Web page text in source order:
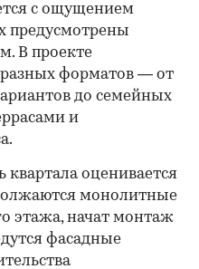
с ощущением
предусмотрены
В проекте
форматов — от
до семейных
и
квартала оценивается
монолитные
этажа, начат монтаж
фасадные